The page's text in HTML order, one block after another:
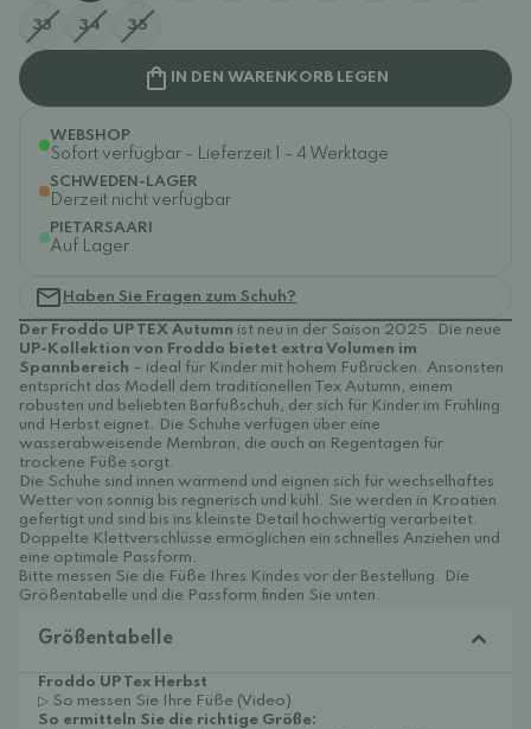
33 34 35
IN DEN WARENKORB LEGEN
WEBSHOP
Sofort verfügbar - Lieferzeit 1 - 4 Werktage
SCHWEDEN-LAGER
Derzeit nicht verfügbar
PIETARSAARI
Auf Lager
Haben Sie Fragen zum Schuh?
Der Froddo UP TEX Autumn ist neu in der Saison 2025. Die neue
UP-Kollektion von Froddo bietet extra Volumen im
Spannbereich – ideal für Kinder mit hohem Fußrücken. Ansonsten
entspricht das Modell dem traditionellen Tex Autumn, einem
robusten und beliebten Barfußschuh, der sich für Kinder im Frühling
und Herbst eignet. Die Schuhe verfügen über eine
wasserabweisende Membran, die auch an Regentagen für
trockene Füße sorgt.
Die Schuhe sind innen wärmend und eignen sich für wechselhaftes
Wetter von sonnig bis regnerisch und kühl. Sie werden in Kroatien
gefertigt und sind bis ins kleinste Detail hochwertig verarbeitet.
Doppelte Klettverschlüsse ermöglichen ein schnelles Anziehen und
eine optimale Passform.
Bitte messen Sie die Füße Ihres Kindes vor der Bestellung. Die
Größentabelle und die Passform finden Sie unten.
Größentabelle
Froddo UP Tex Herbst
▷ So messen Sie Ihre Füße (Video)
So ermitteln Sie die richtige Größe: